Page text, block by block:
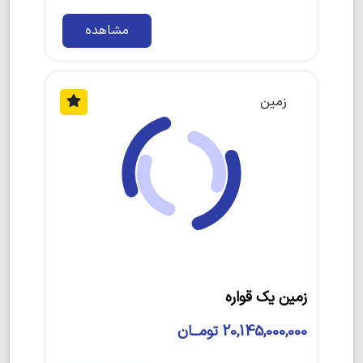
مشاهده
زمین
زمین یک قواره
20,145,000,000 تومــان